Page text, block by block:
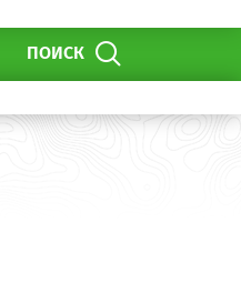
ПОИСК